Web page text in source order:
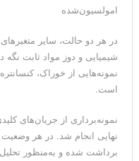
امولسیون‌شده
در هر دو حالت، سایر
شیمیایی و دوز مواد ثابت
نمونه‌هایی از خوراک،
است.
نمونه‌برداری از جریان‌های
نهایی انجام شد. در هر وضعیت
برداشت شده و به‌منظور تحلیل